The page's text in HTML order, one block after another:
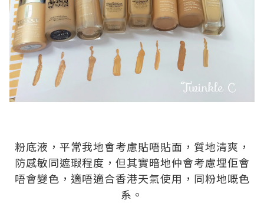
粉底液，平常我地會考慮貼唔貼面，質地清爽，
防感敏同遮瑕程度，但其實暗地仲會考慮埋佢會
唔會變色，適唔適合香港天氣使用，同粉地嘅色
系。